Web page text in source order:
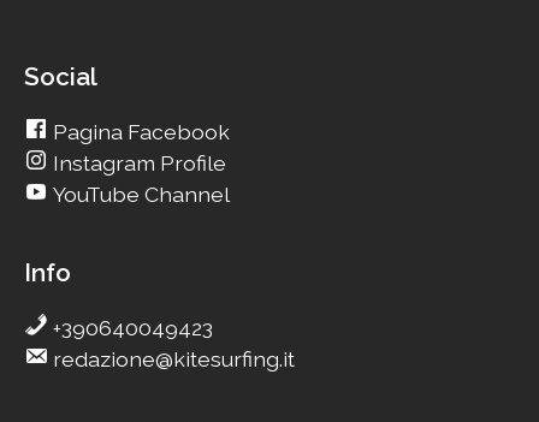
Social
Pagina Facebook
Instagram Profile
YouTube Channel
Info
+390640049423
redazione@kitesurfing.it